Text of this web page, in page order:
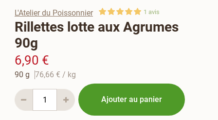
L'Atelier du Poissonnier 1 avis
Rillettes lotte aux Agrumes
90g
6,90 €
90 g 76,66 € / kg
Ajouter au panier